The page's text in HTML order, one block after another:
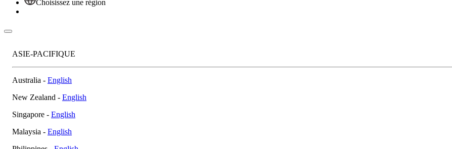
Choisissez une région
ASIE-PACIFIQUE
Australia - English
New Zealand - English
Singapore - English
Malaysia - English